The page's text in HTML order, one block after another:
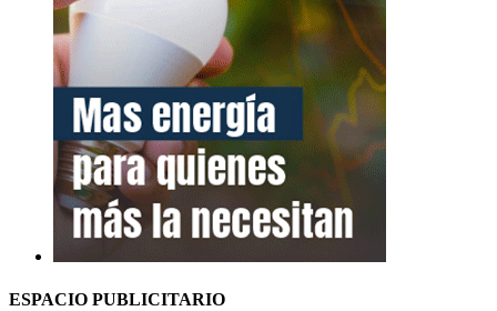
ESPACIO PUBLICITARIO